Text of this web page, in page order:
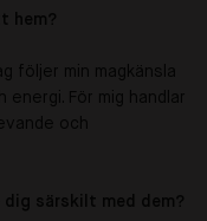
hem?
följer min magkänsla
För mig handlar
och
särskilt med dem?